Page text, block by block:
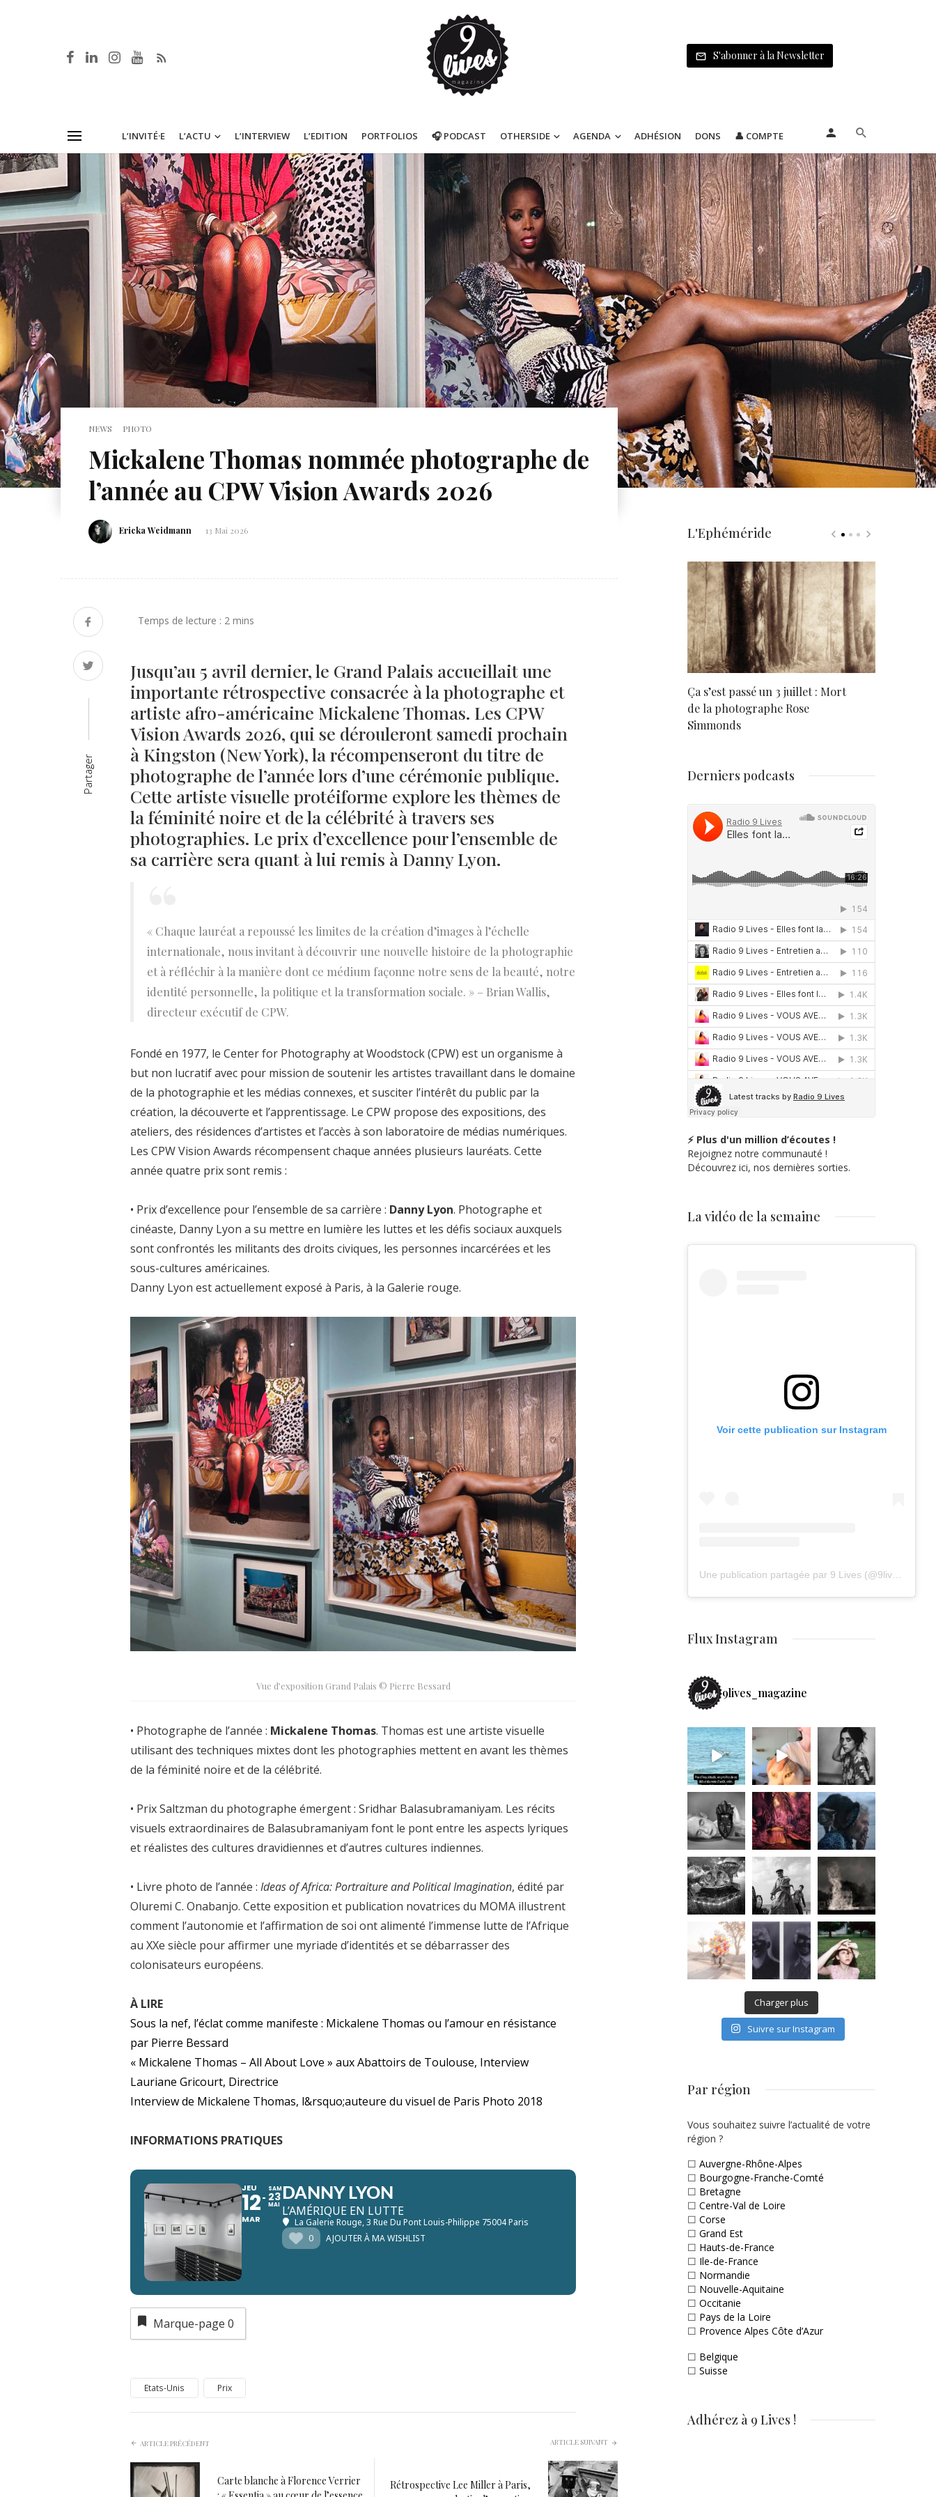
S'abonner à la Newsletter
L’INVITÉ·E L’ACTU L’INTERVIEW L’EDITION PORTFOLIOS 🎧 PODCAST OTHERSIDE AGENDA ADHÉSION DONS 👤 COMPTE
NEWS PHOTO
Mickalene Thomas nommée photographe de
l’année au CPW Vision Awards 2026
Ericka Weidmann 13 Mai 2026
Partager
Jusqu’au 5 avril dernier, le Grand Palais accueillait une
importante rétrospective consacrée à la photographe et
artiste afro-américaine Mickalene Thomas. Les CPW
Vision Awards 2026, qui se dérouleront samedi prochain
à Kingston (New York), la récompenseront du titre de
photographe de l’année lors d’une cérémonie publique.
Cette artiste visuelle protéiforme explore les thèmes de
la féminité noire et de la célébrité à travers ses
photographies. Le prix d’excellence pour l’ensemble de
sa carrière sera quant à lui remis à Danny Lyon.
« Chaque lauréat a repoussé les limites de la création d’images à l’échelle
internationale, nous invitant à découvrir une nouvelle histoire de la photographie
et à réfléchir à la manière dont ce médium façonne notre sens de la beauté, notre
identité personnelle, la politique et la transformation sociale. » – Brian Wallis,
directeur exécutif de CPW.
Fondé en 1977, le Center for Photography at Woodstock (CPW) est un organisme à
but non lucratif avec pour mission de soutenir les artistes travaillant dans le domaine
de la photographie et les médias connexes, et susciter l’intérêt du public par la
création, la découverte et l’apprentissage. Le CPW propose des expositions, des
ateliers, des résidences d’artistes et l’accès à son laboratoire de médias numériques.
Les CPW Vision Awards récompensent chaque années plusieurs lauréats. Cette
année quatre prix sont remis :
• Prix d’excellence pour l’ensemble de sa carrière : Danny Lyon. Photographe et
cinéaste, Danny Lyon a su mettre en lumière les luttes et les défis sociaux auxquels
sont confrontés les militants des droits civiques, les personnes incarcérées et les
sous-cultures américaines.
Danny Lyon est actuellement exposé à Paris, à la Galerie rouge.
Vue d’exposition Grand Palais © Pierre Bessard
• Photographe de l’année : Mickalene Thomas. Thomas est une artiste visuelle
utilisant des techniques mixtes dont les photographies mettent en avant les thèmes
de la féminité noire et de la célébrité.
• Prix Saltzman du photographe émergent : Sridhar Balasubramaniyam. Les récits
visuels extraordinaires de Balasubramaniyam font le pont entre les aspects lyriques
et réalistes des cultures dravidiennes et d’autres cultures indiennes.
• Livre photo de l’année : Ideas of Africa: Portraiture and Political Imagination, édité par
Oluremi C. Onabanjo. Cette exposition et publication novatrices du MOMA illustrent
comment l’autonomie et l’affirmation de soi ont alimenté l’immense lutte de l’Afrique
au XXe siècle pour affirmer une myriade d’identités et se débarrasser des
colonisateurs européens.
À LIRE
Sous la nef, l’éclat comme manifeste : Mickalene Thomas ou l’amour en résistance
par Pierre Bessard
« Mickalene Thomas – All About Love » aux Abattoirs de Toulouse, Interview
Lauriane Gricourt, Directrice
Interview de Mickalene Thomas, l&rsquo;auteure du visuel de Paris Photo 2018
INFORMATIONS PRATIQUES
JEU
12
MAR
SAM
23
MAI
DANNY LYON
L’AMÉRIQUE EN LUTTE
La Galerie Rouge, 3 Rue Du Pont Louis-Philippe 75004 Paris
0
AJOUTER À MA WISHLIST
Marque-page 0
Etats-Unis Prix
ARTICLE PRÉCÉDENT
Carte blanche à Florence Verrier
ARTICLE SUIVANT
Rétrospective Lee Miller à Paris,
L'Ephéméride
Né un 2 juillet : André Kertész
Né un 1er juillet : Léonard
Misonne
Ça s’est passé un 3 juillet : Mort
de la photographe Rose
Simmonds
Derniers podcasts
⚡ Plus d'un million d’écoutes !
Rejoignez notre communauté !
Découvrez ici, nos dernières sorties.
La vidéo de la semaine
Voir cette publication sur Instagram
Flux Instagram
9lives_magazine
Charger plus
Suivre sur Instagram
Par région
Vous souhaitez suivre l’actualité de votre
région ?
☐ Auvergne-Rhône-Alpes
☐ Bourgogne-Franche-Comté
☐ Bretagne
☐ Centre-Val de Loire
☐ Corse
☐ Grand Est
☐ Hauts-de-France
☐ Ile-de-France
☐ Normandie
☐ Nouvelle-Aquitaine
☐ Occitanie
☐ Pays de la Loire
☐ Provence Alpes Côte d’Azur
☐ Belgique
☐ Suisse
Adhérez à 9 Lives !